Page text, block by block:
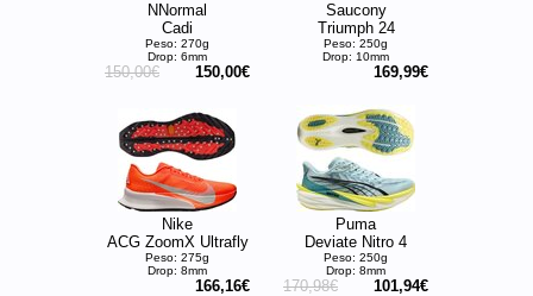
NNormal
Cadi
Peso: 270g
Drop: 6mm
150,00€ 150,00€
Saucony
Triumph 24
Peso: 250g
Drop: 10mm
169,99€
Nike
ACG ZoomX Ultrafly
Peso: 275g
Drop: 8mm
166,16€
Puma
Deviate Nitro 4
Peso: 250g
Drop: 8mm
170,98€ 101,94€